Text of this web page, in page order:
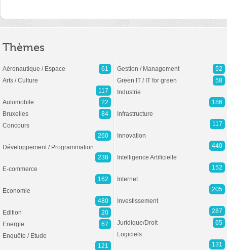
Thèmes
Aéronautique / Espace
61
Arts / Culture
117
Automobile
22
Bruxelles
84
Concours
260
Développement / Programmation
238
E-commerce
162
Economie
480
Edition
20
Energie
67
Enquête / Etude
121
Gestion / Management
52
Green IT / IT for green
58
Industrie
186
Infrastructure
117
Innovation
440
Intelligence Artificielle
152
Internet
205
Investissement
287
Juridique/Droit
65
Logiciels
131